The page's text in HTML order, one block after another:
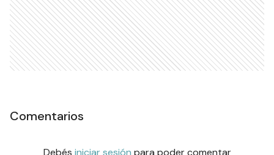
Comentarios
Debés iniciar sesión para poder comentar